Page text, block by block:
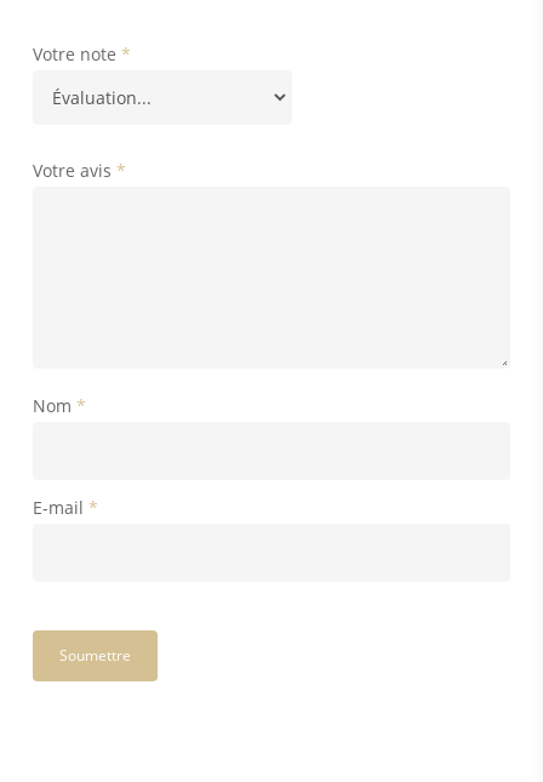
Votre note *
Votre avis *
Nom *
E-mail *